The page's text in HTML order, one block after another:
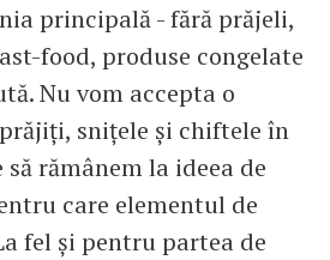
principală - fără prăjeli,
food, produse congelate
Nu vom accepta o
snițele și chiftele în
rămânem la ideea de
care elementul de
fel și pentru partea de